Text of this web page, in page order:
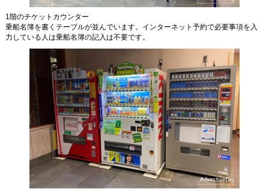
1階のチケットカウンター
乗船名簿を書くテーブルが並んでいます。インターネット予約で必要事項を入
力している人は乗船名簿の記入は不要です。